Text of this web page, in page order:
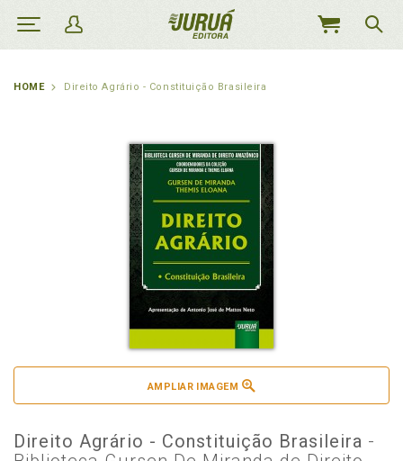
MEU
HOME Direito Agrário - Constituição Brasileira
AMPLIAR IMAGEM
Direito Agrário - Constituição Brasileira -